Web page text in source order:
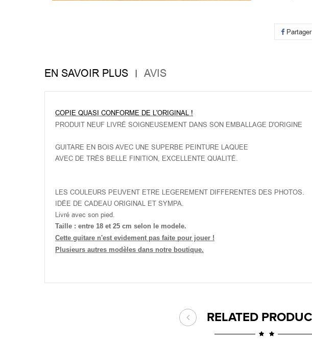
Partager
EN SAVOIR PLUS AVIS
COPIE QUASI CONFORME DE L'ORIGINAL !
PRODUIT NEUF LIVRÉ SOIGNEUSEMENT DANS SON EMBALLAGE D'ORIGINE
GUITARE EN BOIS AVEC UNE SUPERBE PEINTURE LAQUEE
AVEC DE TRÈS BELLE FINITION, EXCELLENTE QUALITÉ.
LES COULEURS PEUVENT ETRE LEGEREMENT DIFFERENTES DES PHOTOS.
IDÉE DE CADEAU ORIGINAL ET SYMPA.
Livré avec son pied.
Taille : entre 18 et 25 cm selon le modele.
Cette guitare n'est evidement pas faite pour jouer !
Plusieurs autres modèles dans notre boutique.
RELATED